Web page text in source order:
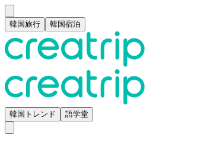
韓国旅行 韓国宿泊
韓国トレンド 語学堂